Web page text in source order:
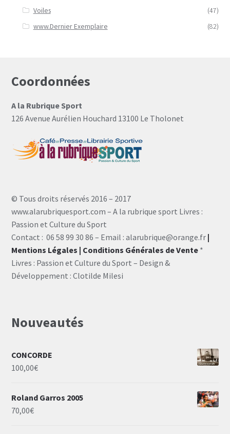
Voiles
(47)
www.Dernier Exemplaire
(82)
Coordonnées
A la Rubrique Sport
126 Avenue Aurélien Houchard 13100 Le Tholonet
© Tous droits réservés 2016 – 2017
www.alarubriquesport.com – A la rubrique sport Livres :
Passion et Culture du Sport
Contact : 06 58 99 30 86 – Email : alarubrique@orange.fr |
Mentions Légales | Conditions Générales de Vente *
Livres : Passion et Culture du Sport – Design &
Développement : Clotilde Milesi
Nouveautés
CONCORDE
100,00€
Roland Garros 2005
70,00€